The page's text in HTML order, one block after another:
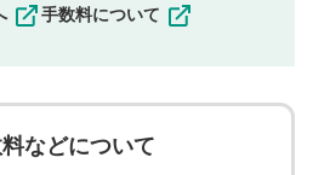
コメントの変更・削除はできま
ます。また、利用者は、コメント
行使しないことに同意します。利
は、当社サービスの広告・宣伝、
手数料について
などについて